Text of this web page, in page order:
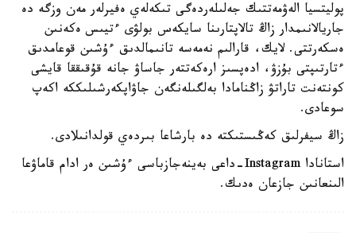
پوليتسيا الەۋمەتتىك جەلىلەردەگى تىكەلەي ەفيرلەر مەن وزگە دە
جاريالانىمدار زاڭ تالاپتارىنا سايكەس بولۋى ءتيىس ەكەنىن
ەسكەرتتى. لايك، قارالىم نەمەسە تانىمالدىق ءۇشىن قوعامدىق
ءتارتىپتى بۇزۋ، ادەپسىز ارەكەتتەر جاساۋ جانە قۇقىققا قايشى
كونتەنت تاراتۋ زاڭنامادا بەلگىلەنگەن جاۋاپكەرشىلىككە اكەپ
سوعادى.
زاڭ سيفرلىق كەڭىستىكتە دە بارشاعا بىردەي قولدانىلادى.
استانادا Instagram-داعى بەينەجازباسى ءۇشىن ەر ادام قاماۋعا
الىنعانىن جازعان ەدىك.